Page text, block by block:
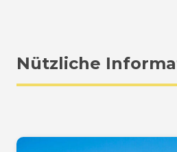
Nützliche